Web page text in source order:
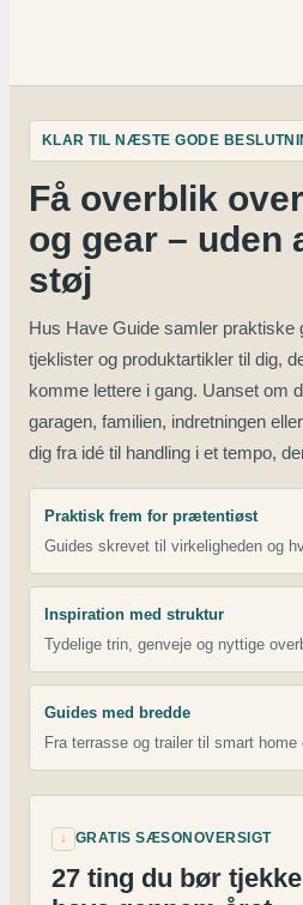
KLAR TIL NÆSTE GODE
Få overblik
og gear – uden
støj
Hus Have Guide samler praktiske
tjeklister og produktartikler til dig,
komme lettere i gang. Uanset om
garagen, familien, indretningen
dig fra idé til handling i et tempo,
Praktisk frem for prætentiøst
Guides skrevet til virkeligheden og
Inspiration med struktur
Tydelige trin, genveje og nyttige
Guides med bredde
Fra terrasse og trailer til smart home
↓ GRATIS SÆSONOVERSIGT
27 ting du bør